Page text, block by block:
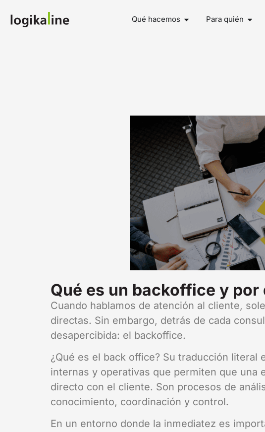
Qué hacemos Para quién
Qué es un backoffice y
Cuando hablamos de atención al cliente,
directas. Sin embargo, detrás de cada
desapercibida: el backoffice.
¿Qué es el back office? Su traducción
internas y operativas que permiten que
directo con el cliente. Son procesos de
conocimiento, coordinación y control.
En un entorno donde la inmediatez es